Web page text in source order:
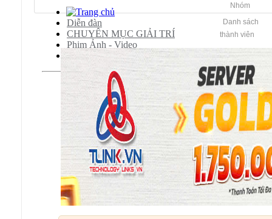
Nhóm
Danh sách
thành viên
Diễn đàn
CHUYÊN MỤC GIẢI TRÍ
Phim Ảnh - Video
Video Hài Kịch